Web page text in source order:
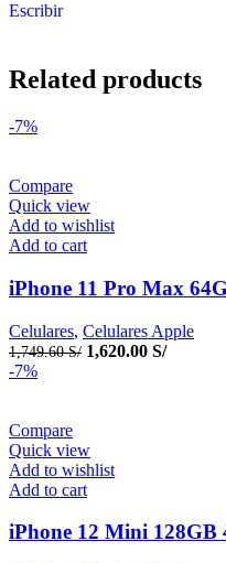
Escribir
Related products
-7%
Compare
Quick view
Add to wishlist
Add to cart
iPhone 11 Pro Max
Celulares, Celulares Apple
1,749.60S/ 1,620.00 S/
-7%
Compare
Quick view
Add to wishlist
Add to cart
iPhone 12 Mini